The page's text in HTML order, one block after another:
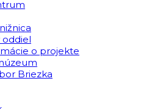
oddiel
o projekte
Briezka